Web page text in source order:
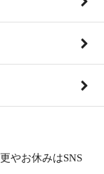
やお休みはSNS